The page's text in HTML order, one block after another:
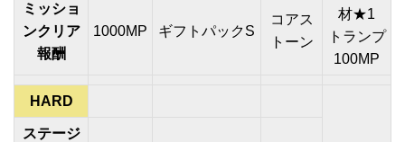
材★1
トランプ
100MP
ミッショ
ンクリア
報酬
1000MP ギフトパックS
コアス
トーン
HARD
ステージ